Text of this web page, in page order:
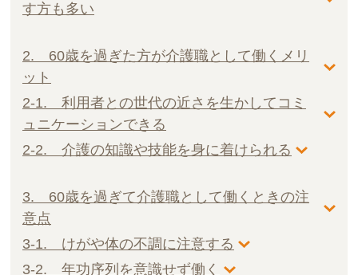
す方も多い
2. 60歳を過ぎた方が介護職として働くメリ
ット
2-1. 利用者との世代の近さを生かしてコミ
ュニケーションできる
2-2. 介護の知識や技能を身に着けられる
3. 60歳を過ぎて介護職として働くときの注
意点
3-1. けがや体の不調に注意する
3-2. 年功序列を意識せず働く